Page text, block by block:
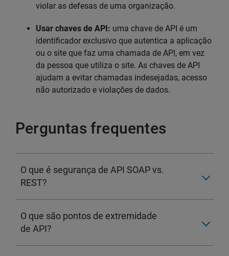
violar as defesas de uma organização.
Usar chaves de API: uma chave de API é um
identificador exclusivo que autentica a aplicação
ou o site que faz uma chamada de API, em vez
da pessoa que utiliza o site. As chaves de API
ajudam a evitar chamadas indesejadas, acesso
não autorizado e violações de dados.
Perguntas frequentes
O que é segurança de API SOAP vs.
REST?
O que são pontos de extremidade
de API?